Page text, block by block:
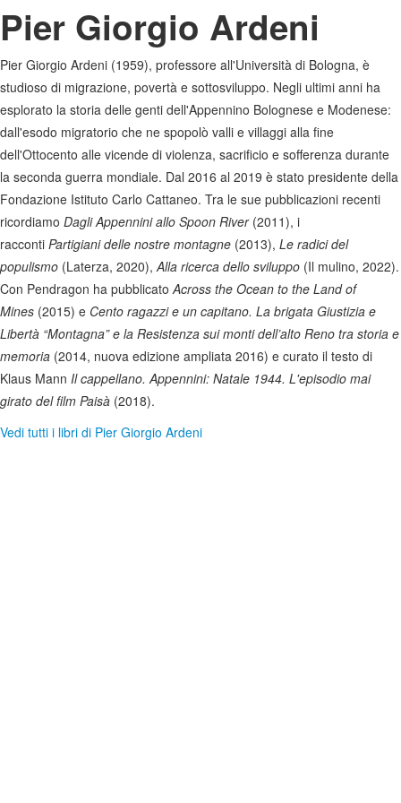
Pier Giorgio Ardeni
Pier Giorgio Ardeni (1959), professore all'Università di Bologna, è
studioso di migrazione, povertà e sottosviluppo. Negli ultimi anni ha
esplorato la storia delle genti dell'Appennino Bolognese e Modenese:
dall'esodo migratorio che ne spopolò valli e villaggi alla fine
dell'Ottocento alle vicende di violenza, sacrificio e sofferenza durante
la seconda guerra mondiale. Dal 2016 al 2019 è stato presidente della
Fondazione Istituto Carlo Cattaneo. Tra le sue pubblicazioni recenti
ricordiamo Dagli Appennini allo Spoon River (2011), i
racconti Partigiani delle nostre montagne (2013), Le radici del
populismo (Laterza, 2020),Alla ricerca dello sviluppo (Il mulino, 2022).
Con Pendragon ha pubblicatoAcross the Ocean to the Land of
Mines (2015) e Cento ragazzi e un capitano. La brigata Giustizia e
Libertà “Montagna” e la Resistenza sui monti dell’alto Reno tra storia e
memoria (2014, nuova edizione ampliata 2016) e curato il testo di
Klaus Mann Il cappellano. Appennini: Natale 1944. L'episodio mai
girato del film Paisà (2018).
Vedi tutti i libri di Pier Giorgio Ardeni